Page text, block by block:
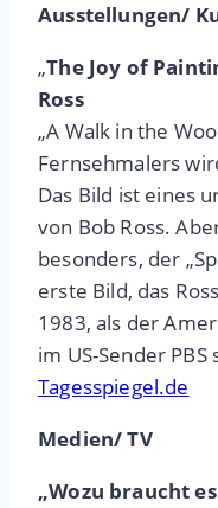
Ausstellungen/
„The Joy of
Ross
„A Walk in the
Fernsehmalers
Das Bild ist eines
von Bob Ross.
besonders, der
erste Bild, das
1983, als der
im US-Sender
Tagesspiegel.de
Medien/ TV
„Wozu braucht